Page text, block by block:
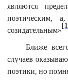
являются
поэтическим,
созидательным»
Ближе
случаев
поэтики, но